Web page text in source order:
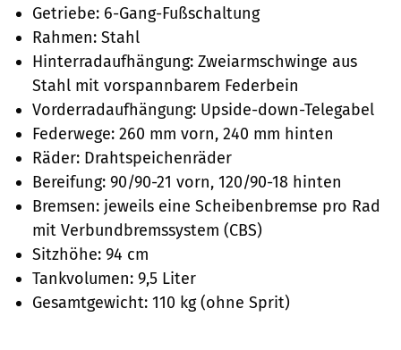
Getriebe: 6-Gang-Fußschaltung
Rahmen: Stahl
Hinterradaufhängung: Zweiarmschwinge aus
Stahl mit vorspannbarem Federbein
Vorderradaufhängung: Upside-down-Telegabel
Federwege: 260 mm vorn, 240 mm hinten
Räder: Drahtspeichenräder
Bereifung: 90/90-21 vorn, 120/90-18 hinten
Bremsen: jeweils eine Scheibenbremse pro Rad
mit Verbundbremssystem (CBS)
Sitzhöhe: 94 cm
Tankvolumen: 9,5 Liter
Gesamtgewicht: 110 kg (ohne Sprit)